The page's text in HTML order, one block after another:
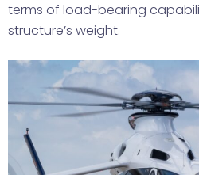
terms of load-bearing
structure’s weight.